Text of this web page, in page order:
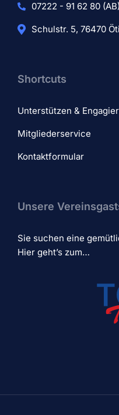
07222 - 91 62 80 (AB)
Schulstr. 5, 76470
Shortcuts
Unterstützen &
Mitgliederservice
Kontaktformular
Unsere
Sie suchen eine
Hier geht’s zum…